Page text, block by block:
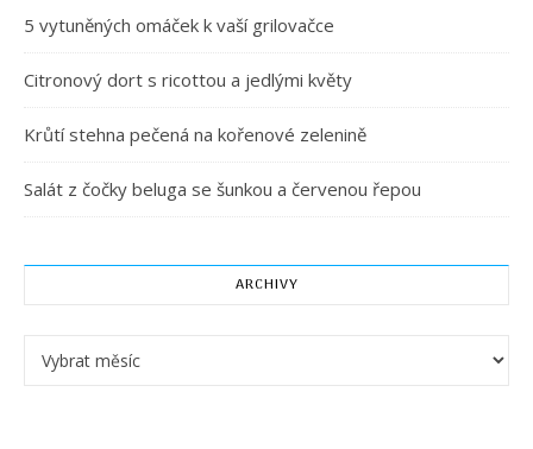
5 vytuněných omáček k vaší grilovačce
Citronový dort s ricottou a jedlými květy
Krůtí stehna pečená na kořenové zelenině
Salát z čočky beluga se šunkou a červenou řepou
ARCHIVY